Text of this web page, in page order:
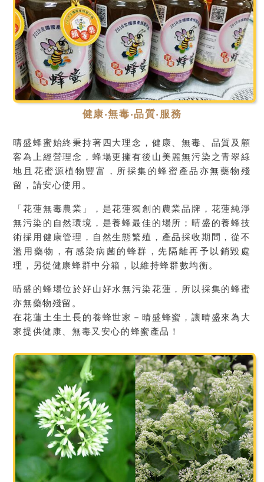
健康‧無毒‧品質‧服務
晴盛蜂蜜始終秉持著四大理念，健康、無毒、品質及顧
客為上經營理念，蜂場更擁有後山美麗無污染之青翠綠
地且花蜜源植物豐富，所採集的蜂蜜產品亦無藥物殘
留，請安心使用。
「花蓮無毒農業」，是花蓮獨創的農業品牌，花蓮純淨
無污染的自然環境，是養蜂最佳的場所；晴盛的養蜂技
術採用健康管理，自然生態繁殖，產品採收期間，從不
濫用藥物，有感染病菌的蜂群，先隔離再予以銷毀處
理，另從健康蜂群中分箱，以維持蜂群數均衡。
晴盛的蜂場位於好山好水無污染花蓮，所以採集的蜂蜜
亦無藥物殘留。
在花蓮土生土長的養蜂世家－晴盛蜂蜜，讓晴盛來為大
家提供健康、無毒又安心的蜂蜜產品！